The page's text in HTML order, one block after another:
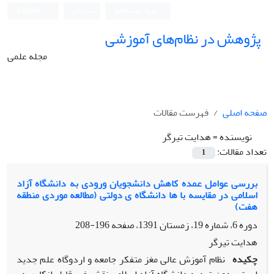
پژوهش در نظام‌های آموزشی
مجله علمی
صفحه اصلی
فهرست مقالات
نویسنده =هدایت تیرگر
تعداد مقالات:
1
بررسی عوامل عمده کاهش دانشجویان ورودی به دانشگاه آزاد
اسلامی در مقایسه با ها دانشگاه ی دولتی (مطالعه موردی منطقه
هفت)
دوره 6، شماره 19، زمستان 1391، صفحه
196-208
هدایت تیرگر
چکیده نظام آموزش عالی مغز متفکر جامعه و اردوگاه علم جدید